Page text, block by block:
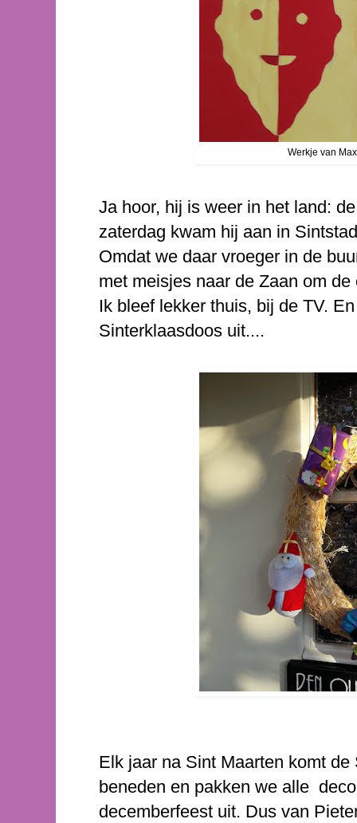
Werkje van
Ja hoor, hij is weer in het land:
zaterdag kwam hij aan in
Omdat we daar vroeger in de
met meisjes naar de Zaan om
Ik bleef lekker thuis, bij de TV.
Sinterklaasdoos uit....
Elk jaar na Sint Maarten komt
beneden en pakken we alle
decemberfeest uit. Dus van